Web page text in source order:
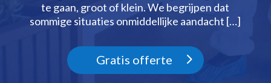
te gaan, groot of klein.​ We begrijpen dat
sommige situaties onmiddellijke aandacht […]
Gratis offerte